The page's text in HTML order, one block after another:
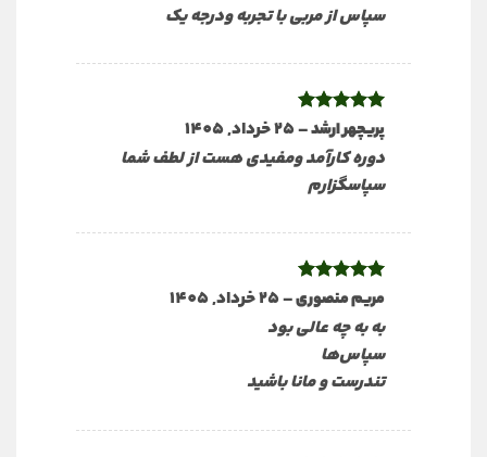
سپاس از مربی با تجربه ودرجه یک
نمره5از
5
پریچهر ارشد–25 خرداد, 1405
دوره کارآمد ومفیدی هست از لطف شما
سپاسگزارم
نمره5از
مریم منصوری–25 خرداد, 1405
به به چه عالی بود
سپاس‌ها
تندرست و مانا باشید